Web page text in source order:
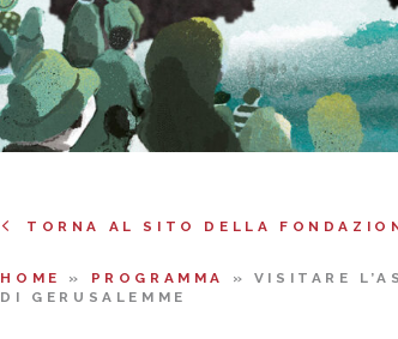
TORNA AL SITO DELLA
HOME » PROGRAMMA » VISITARE
DI GERUSALEMME